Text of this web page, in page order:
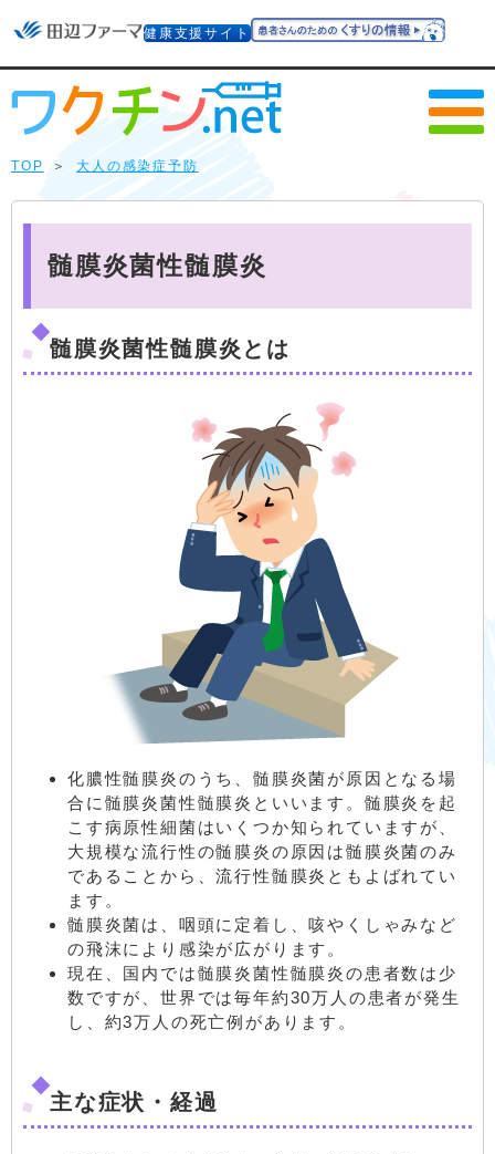
健康支援サイト
TOP ＞ 大人の感染症予防
髄膜炎菌性髄膜炎
髄膜炎菌性髄膜炎とは
化膿性髄膜炎のうち、髄膜炎菌が原因となる場
合に髄膜炎菌性髄膜炎といいます。髄膜炎を起
こす病原性細菌はいくつか知られていますが、
大規模な流行性の髄膜炎の原因は髄膜炎菌のみ
であることから、流行性髄膜炎ともよばれてい
ます。
髄膜炎菌は、咽頭に定着し、咳やくしゃみなど
の飛沫により感染が広がります。
現在、国内では髄膜炎菌性髄膜炎の患者数は少
数ですが、世界では毎年約30万人の患者が発生
し、約3万人の死亡例があります。
主な症状・経過